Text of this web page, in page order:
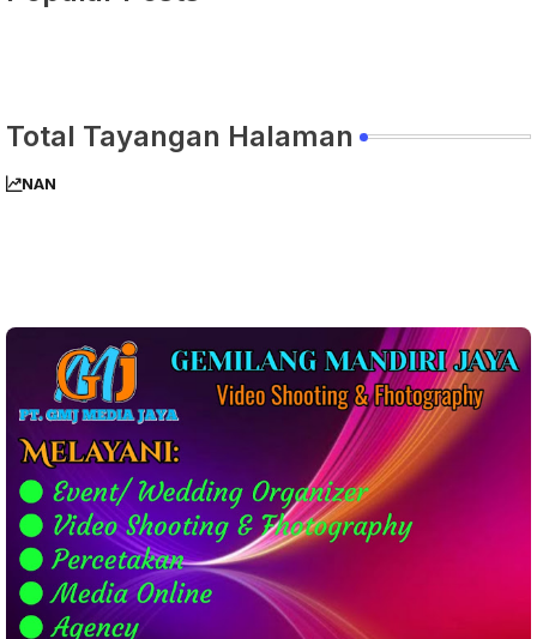
Total Tayangan Halaman
NAN